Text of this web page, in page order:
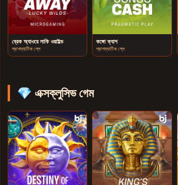
ব্রেক অ্যাওয়ে লাকি ওয়াইল্ড
প্রাগম্যাটিক প্লে
কঙ্গো ক্যাশ
প্রাগম্যাটিক প্লে
💎 এক্সক্লুসিভ গেম